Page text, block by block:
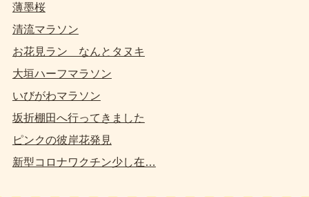
薄墨桜
清流マラソン
お花見ラン なんとタヌキ
大垣ハーフマラソン
いびがわマラソン
坂折棚田へ行ってきました
ピンクの彼岸花発見
新型コロナワクチン少し在…